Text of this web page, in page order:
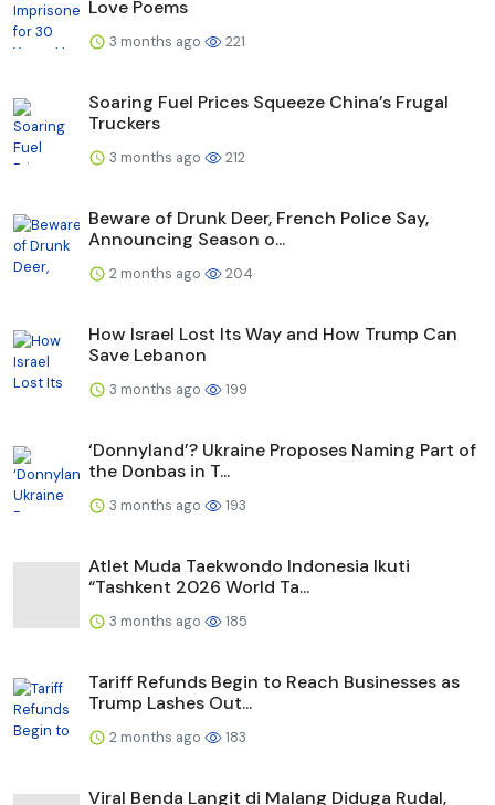
Love Poems
3 months ago 221
Soaring Fuel Prices Squeeze China’s Frugal
Truckers
3 months ago 212
Beware of Drunk Deer, French Police Say,
Announcing Season o...
2 months ago 204
How Israel Lost Its Way and How Trump Can
Save Lebanon
3 months ago 199
‘Donnyland’? Ukraine Proposes Naming Part of
the Donbas in T...
3 months ago 193
Atlet Muda Taekwondo Indonesia Ikuti
“Tashkent 2026 World Ta...
3 months ago 185
Tariff Refunds Begin to Reach Businesses as
Trump Lashes Out...
2 months ago 183
Viral Benda Langit di Malang Diduga Rudal,